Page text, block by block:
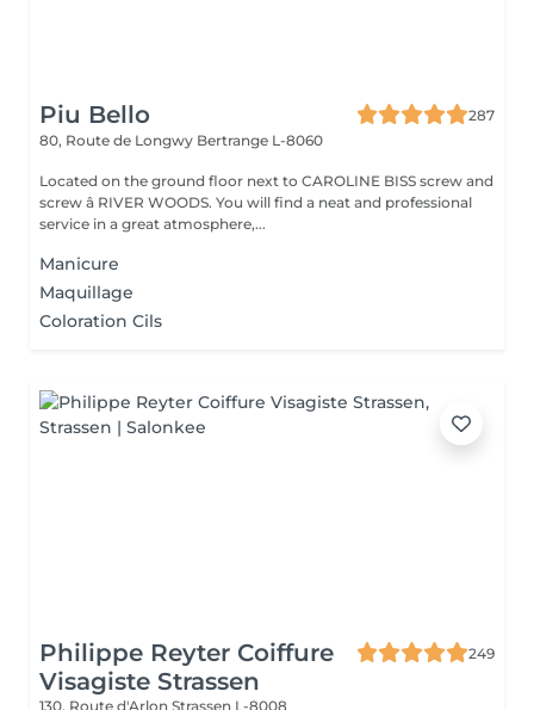
Piu Bello
287
80, Route de Longwy Bertrange L-8060
Located on the ground floor next to CAROLINE BISS screw and
screw â RIVER WOODS. You will find a neat and professional
service in a great atmosphere,...
Manicure
Maquillage
Coloration Cils
Philippe Reyter Coiffure
Visagiste Strassen
249
130, Route d'Arlon Strassen L-8008